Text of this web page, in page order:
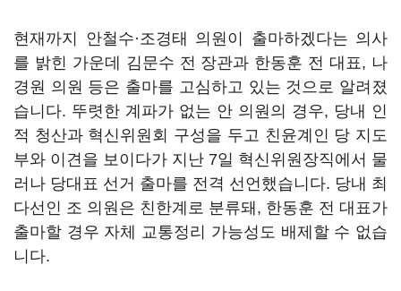
현재까지 안철수·조경태 의원이 출마하겠다는 의사
를 밝힌 가운데 김문수 전 장관과 한동훈 전 대표, 나
경원 의원 등은 출마를 고심하고 있는 것으로 알려졌
습니다. 뚜렷한 계파가 없는 안 의원의 경우, 당내 인
적 청산과 혁신위원회 구성을 두고 친윤계인 당 지도
부와 이견을 보이다가 지난 7일 혁신위원장직에서 물
러나 당대표 선거 출마를 전격 선언했습니다. 당내 최
다선인 조 의원은 친한계로 분류돼, 한동훈 전 대표가
출마할 경우 자체 교통정리 가능성도 배제할 수 없습
니다.